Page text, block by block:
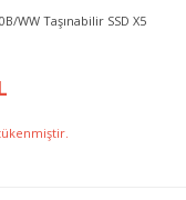
WW Taşınabilir SSD X5